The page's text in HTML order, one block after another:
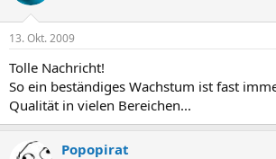
13. Okt. 2009
Tolle Nachricht!
So ein beständiges Wachstum ist fast
Qualität in vielen Bereichen...
Popopirat